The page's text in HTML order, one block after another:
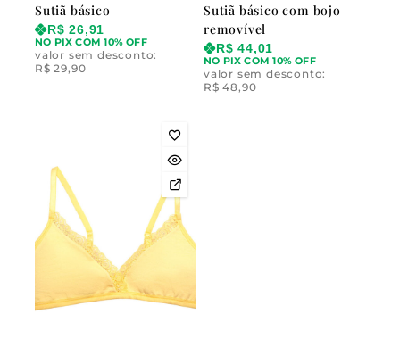
Sutiã básico
R$ 26,91
NO PIX COM 10% OFF
valor sem desconto:
R$ 29,90
Sutiã básico com bojo
removível
R$ 44,01
NO PIX COM 10% OFF
valor sem desconto:
R$ 48,90